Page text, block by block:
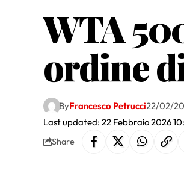
WTA
ordine
Last updated: 22 Febbraio 2026
ByFrancesco Petrucci22/02/
Share